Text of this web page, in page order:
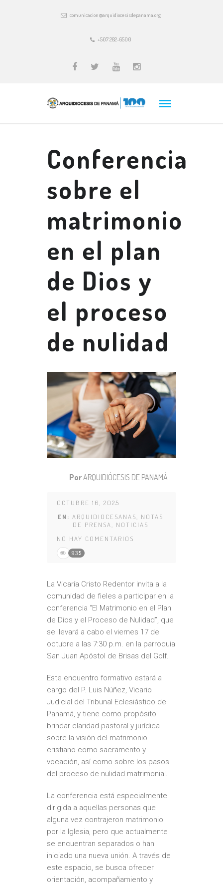
comunicacion@arquidiocesisdepanama.org
+507 282-6500
Conferencia
sobre el
matrimonio
en el plan
de Dios y
el proceso
de nulidad
PorARQUIDIÓCESIS DE PANAMÁ
OCTUBRE 16, 2025
EN: ARQUIDIOCESANAS, NOTAS
DE PRENSA, NOTICIAS
NO HAY COMENTARIOS
935
La Vicaría Cristo Redentor invita a la
comunidad de fieles a participar en la
conferencia “El Matrimonio en el Plan
de Dios y el Proceso de Nulidad”, que
se llevará a cabo el viernes 17 de
octubre a las 7:30 p.m. en la parroquia
San Juan Apóstol de Brisas del Golf.
Este encuentro formativo estará a
cargo del P. Luis Núñez, Vicario
Judicial del Tribunal Eclesiástico de
Panamá, y tiene como propósito
brindar claridad pastoral y jurídica
sobre la visión del matrimonio
cristiano como sacramento y
vocación, así como sobre los pasos
del proceso de nulidad matrimonial.
La conferencia está especialmente
dirigida a aquellas personas que
alguna vez contrajeron matrimonio
por la Iglesia, pero que actualmente
se encuentran separados o han
iniciado una nueva unión. A través de
este espacio, se busca ofrecer
orientación, acompañamiento y